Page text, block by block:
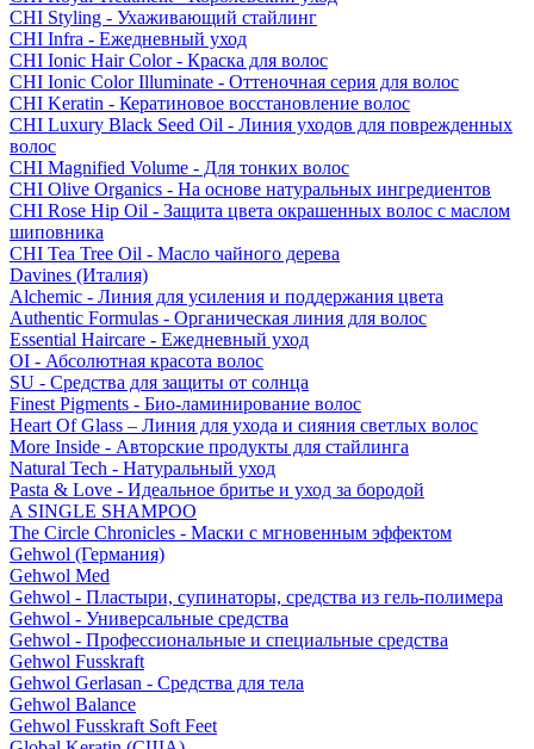
CHI Styling - Ухаживающий стайлинг
CHI Infra - Ежедневный уход
CHI Ionic Hair Color - Краска для волос
CHI Ionic Color Illuminate - Оттеночная серия для волос
CHI Keratin - Кератиновое восстановление волос
CHI Luxury Black Seed Oil - Линия уходов для поврежденных
волос
CHI Magnified Volume - Для тонких волос
CHI Olive Organics - На основе натуральных ингредиентов
CHI Rose Hip Oil - Защита цвета окрашенных волос с маслом
шиповника
CHI Tea Tree Oil - Масло чайного дерева
Davines (Италия)
Alchemic - Линия для усиления и поддержания цвета
Authentic Formulas - Органическая линия для волос
Essential Haircare - Eжедневный уход
OI - Абсолютная красота волос
SU - Средства для защиты от солнца
Finest Pigments - Био-ламинирование волос
Heart Of Glass – Линия для ухода и сияния светлых волос
More Inside - Авторские продукты для стайлинга
Natural Tech - Натуральный уход
Pasta & Love - Идеальное бритье и уход за бородой
A SINGLE SHAMPOO
The Circle Chronicles - Маски с мгновенным эффектом
Gehwol (Германия)
Gehwol Med
Gehwol - Пластыри, супинаторы, средства из гель-полимера
Gehwol - Универсальные средства
Gehwol - Профессиональные и специальные средства
Gehwol Fusskraft
Gehwol Gerlasan - Средства для тела
Gehwol Balance
Gehwol Fusskraft Soft Feet